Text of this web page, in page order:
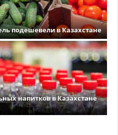
подешевели в Казахстане
напитков в Казахстане